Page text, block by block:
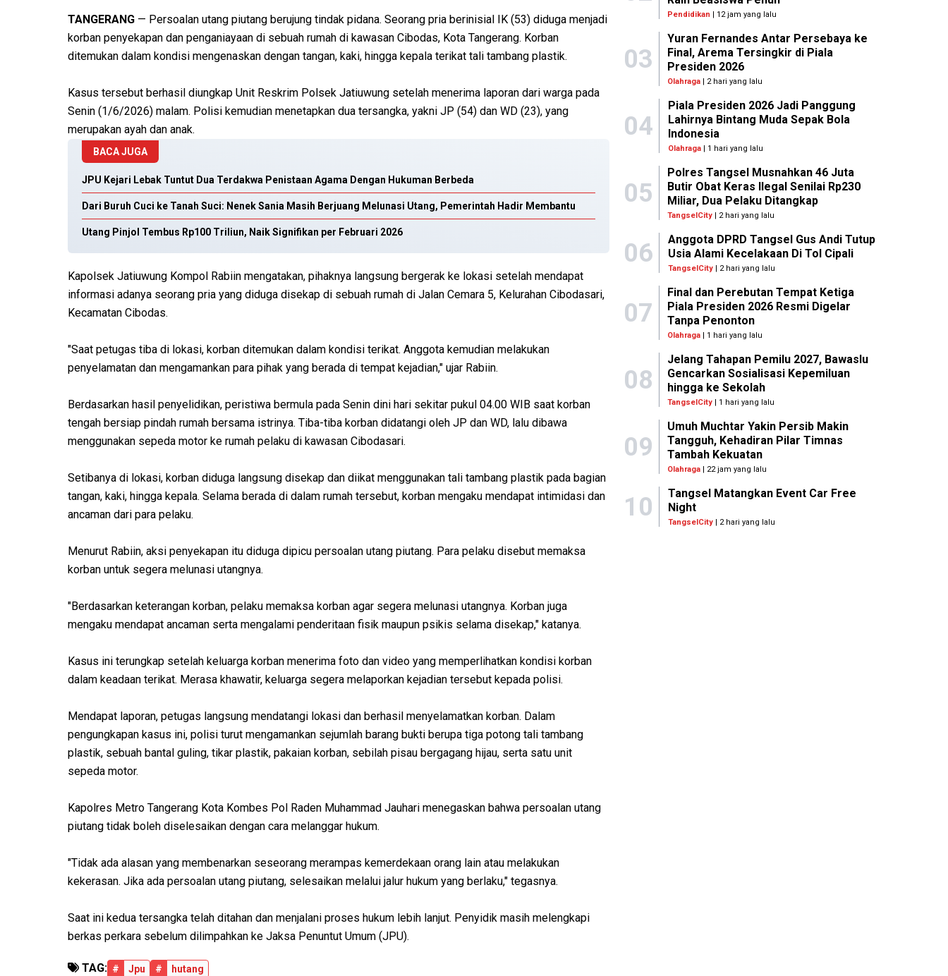
TANGERANG — Persoalan utang piutang berujung tindak pidana. Seorang pria berinisial IK (53) diduga menjadi
korban penyekapan dan penganiayaan di sebuah rumah di kawasan Cibodas, Kota Tangerang. Korban
ditemukan dalam kondisi mengenaskan dengan tangan, kaki, hingga kepala terikat tali tambang plastik.
Kasus tersebut berhasil diungkap Unit Reskrim Polsek Jatiuwung setelah menerima laporan dari warga pada
Senin (1/6/2026) malam. Polisi kemudian menetapkan dua tersangka, yakni JP (54) dan WD (23), yang
merupakan ayah dan anak.
BACA JUGA
JPU Kejari Lebak Tuntut Dua Terdakwa Penistaan Agama Dengan Hukuman Berbeda
Dari Buruh Cuci ke Tanah Suci: Nenek Sania Masih Berjuang Melunasi Utang, Pemerintah Hadir Membantu
Utang Pinjol Tembus Rp100 Triliun, Naik Signifikan per Februari 2026
Kapolsek Jatiuwung Kompol Rabiin mengatakan, pihaknya langsung bergerak ke lokasi setelah mendapat
informasi adanya seorang pria yang diduga disekap di sebuah rumah di Jalan Cemara 5, Kelurahan Cibodasari,
Kecamatan Cibodas.
"Saat petugas tiba di lokasi, korban ditemukan dalam kondisi terikat. Anggota kemudian melakukan
penyelamatan dan mengamankan para pihak yang berada di tempat kejadian," ujar Rabiin.
Berdasarkan hasil penyelidikan, peristiwa bermula pada Senin dini hari sekitar pukul 04.00 WIB saat korban
tengah bersiap pindah rumah bersama istrinya. Tiba-tiba korban didatangi oleh JP dan WD, lalu dibawa
menggunakan sepeda motor ke rumah pelaku di kawasan Cibodasari.
Setibanya di lokasi, korban diduga langsung disekap dan diikat menggunakan tali tambang plastik pada bagian
tangan, kaki, hingga kepala. Selama berada di dalam rumah tersebut, korban mengaku mendapat intimidasi dan
ancaman dari para pelaku.
Menurut Rabiin, aksi penyekapan itu diduga dipicu persoalan utang piutang. Para pelaku disebut memaksa
korban untuk segera melunasi utangnya.
"Berdasarkan keterangan korban, pelaku memaksa korban agar segera melunasi utangnya. Korban juga
mengaku mendapat ancaman serta mengalami penderitaan fisik maupun psikis selama disekap," katanya.
Kasus ini terungkap setelah keluarga korban menerima foto dan video yang memperlihatkan kondisi korban
dalam keadaan terikat. Merasa khawatir, keluarga segera melaporkan kejadian tersebut kepada polisi.
Mendapat laporan, petugas langsung mendatangi lokasi dan berhasil menyelamatkan korban. Dalam
pengungkapan kasus ini, polisi turut mengamankan sejumlah barang bukti berupa tiga potong tali tambang
plastik, sebuah bantal guling, tikar plastik, pakaian korban, sebilah pisau bergagang hijau, serta satu unit
sepeda motor.
Kapolres Metro Tangerang Kota Kombes Pol Raden Muhammad Jauhari menegaskan bahwa persoalan utang
piutang tidak boleh diselesaikan dengan cara melanggar hukum.
"Tidak ada alasan yang membenarkan seseorang merampas kemerdekaan orang lain atau melakukan
kekerasan. Jika ada persoalan utang piutang, selesaikan melalui jalur hukum yang berlaku," tegasnya.
Saat ini kedua tersangka telah ditahan dan menjalani proses hukum lebih lanjut. Penyidik masih melengkapi
berkas perkara sebelum dilimpahkan ke Jaksa Penuntut Umum (JPU).
TAG: # Jpu # hutang
Pendidikan | 12 jam yang lalu
03
Yuran Fernandes Antar Persebaya ke
Final, Arema Tersingkir di Piala
Presiden 2026
Olahraga | 2 hari yang lalu
04
Piala Presiden 2026 Jadi Panggung
Lahirnya Bintang Muda Sepak Bola
Indonesia
Olahraga| 1 hari yang lalu
05
Polres Tangsel Musnahkan 46 Juta
Butir Obat Keras Ilegal Senilai Rp230
Miliar, Dua Pelaku Ditangkap
TangselCity | 2 hari yang lalu
06
Anggota DPRD Tangsel Gus Andi Tutup
Usia Alami Kecelakaan Di Tol Cipali
TangselCity| 2 hari yang lalu
07
Final dan Perebutan Tempat Ketiga
Piala Presiden 2026 Resmi Digelar
Tanpa Penonton
Olahraga | 1 hari yang lalu
08
Jelang Tahapan Pemilu 2027, Bawaslu
Gencarkan Sosialisasi Kepemiluan
hingga ke Sekolah
TangselCity | 1 hari yang lalu
09
Umuh Muchtar Yakin Persib Makin
Tangguh, Kehadiran Pilar Timnas
Tambah Kekuatan
Olahraga | 22 jam yang lalu
10
Tangsel Matangkan Event Car Free
Night
TangselCity| 2 hari yang lalu